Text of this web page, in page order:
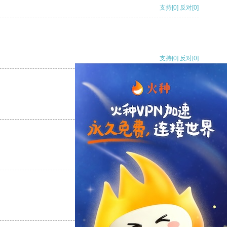
支持[0] 反对[0]
支持[0] 反对[0]
支持[0] 反对
支持
反对 [0]